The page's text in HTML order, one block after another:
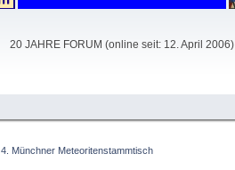
20 JAHRE FORUM (online seit: 12. April 2006)
4. Münchner Meteoritenstammtisch